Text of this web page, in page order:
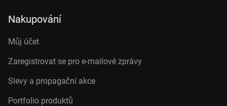
Nakupování
Můj účet
Zaregistrovat se pro e-mailové zprávy
Slevy a propagační akce
Portfolio produktů